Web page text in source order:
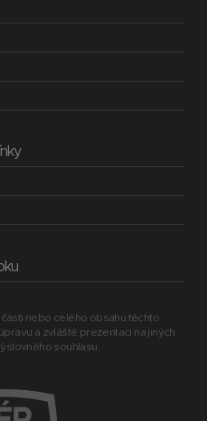
nebo celého obsahu těchto
a zvláště prezentaci na jiných
souhlasu.